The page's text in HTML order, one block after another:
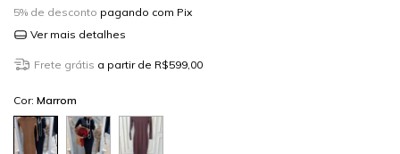
5% de desconto pagando com Pix
Ver mais detalhes
Frete grátis a partir de R$599,00
Cor: Marrom